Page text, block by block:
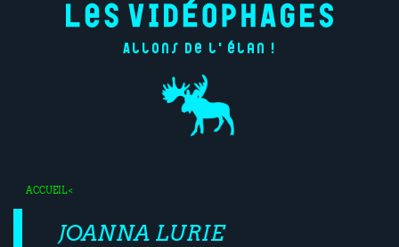
Allons de l'élan !
ACCUEIL<
JOANNA LURIE